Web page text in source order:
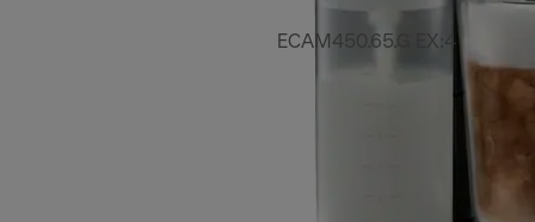
ECAM450.65.G EX:4